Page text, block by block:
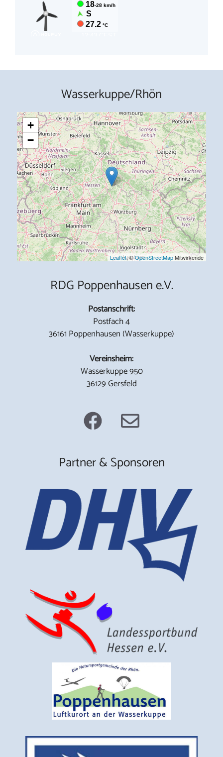
Wasserkuppe/Rhön
+
−
Leaflet, ©OpenStreetMapMitwirkende
RDG Poppenhausen e.V.
Postanschrift:
Postfach 4
36161 Poppenhausen (Wasserkuppe)
Vereinsheim:
Wasserkuppe 950
36129 Gersfeld
Partner & Sponsoren